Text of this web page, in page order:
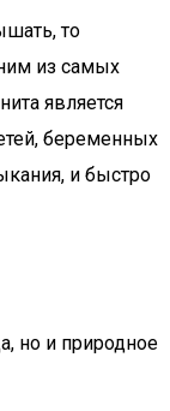
то
из самых
является
беременных
и быстро
но и природное